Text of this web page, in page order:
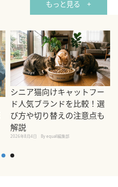
もっと見る +
シニア猫向けキャットフー
ド人気ブランドを比較！選
び方や切り替えの注意点も
解説
2026年8月4日 By equall編集部